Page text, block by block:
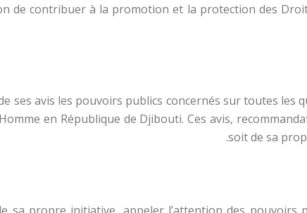
de contribuer à la promotion et la protection des
ses avis les pouvoirs publics concernés sur toutes
en République de Djibouti. Ces avis,
soit de sa